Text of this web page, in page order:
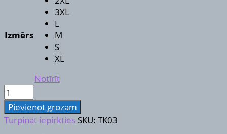
Izmērs
3XL
L
M
S
XL
Notīrīt
T-
krekls
daudzums
Pievienot grozam
Turpināt iepirkties SKU: TK03